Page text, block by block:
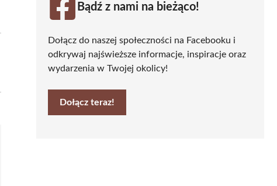
Bądź z nami na bieżąco!
Dołącz do naszej społeczności na Facebooku i
odkrywaj najświeższe informacje, inspiracje oraz
wydarzenia w Twojej okolicy!
Dołącz teraz!